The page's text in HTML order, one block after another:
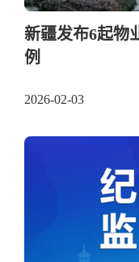
新疆发布6起物
例
2026-02-03